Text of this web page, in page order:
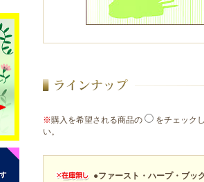
※購入を希望される商品の
をチェック
い。
●ファースト・ハープ・ブッ